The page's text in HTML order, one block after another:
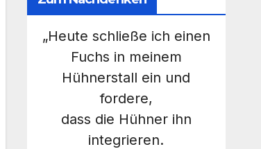
„Heute schließe ich einen
Fuchs in meinem
Hühnerstall ein und
fordere,
dass die Hühner ihn
integrieren.